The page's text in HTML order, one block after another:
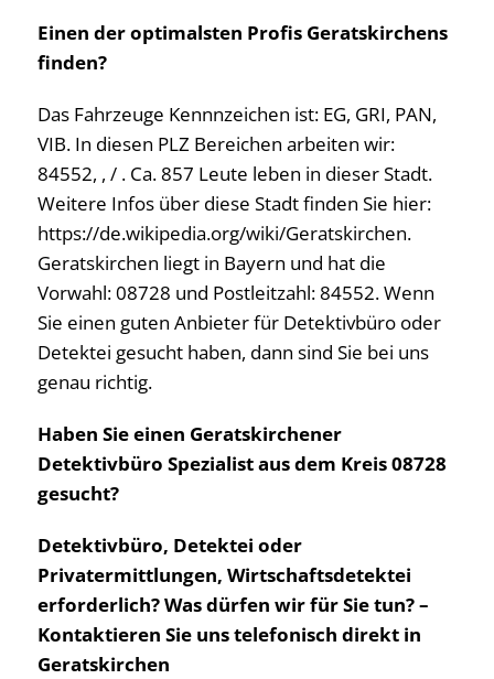
Einen der optimalsten Profis Geratskirchens
finden?
Das Fahrzeuge Kennnzeichen ist: EG, GRI, PAN,
VIB. In diesen PLZ Bereichen arbeiten wir:
84552, , / . Ca. 857 Leute leben in dieser Stadt.
Weitere Infos über diese Stadt finden Sie hier:
https://de.wikipedia.org/wiki/Geratskirchen.
Geratskirchen liegt in Bayern und hat die
Vorwahl: 08728 und Postleitzahl: 84552. Wenn
Sie einen guten Anbieter für Detektivbüro oder
Detektei gesucht haben, dann sind Sie bei uns
genau richtig.
Haben Sie einen Geratskirchener
Detektivbüro Spezialist aus dem Kreis 08728
gesucht?
Detektivbüro, Detektei oder
Privatermittlungen, Wirtschaftsdetektei
erforderlich? Was dürfen wir für Sie tun? –
Kontaktieren Sie uns telefonisch direkt in
Geratskirchen